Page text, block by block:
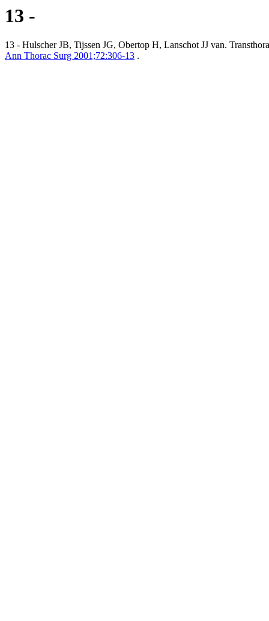
13 -
13 - Hulscher JB, Tijssen JG, Obertop H, Lanschot JJ van.
Ann Thorac Surg 2001;72:306-13 .